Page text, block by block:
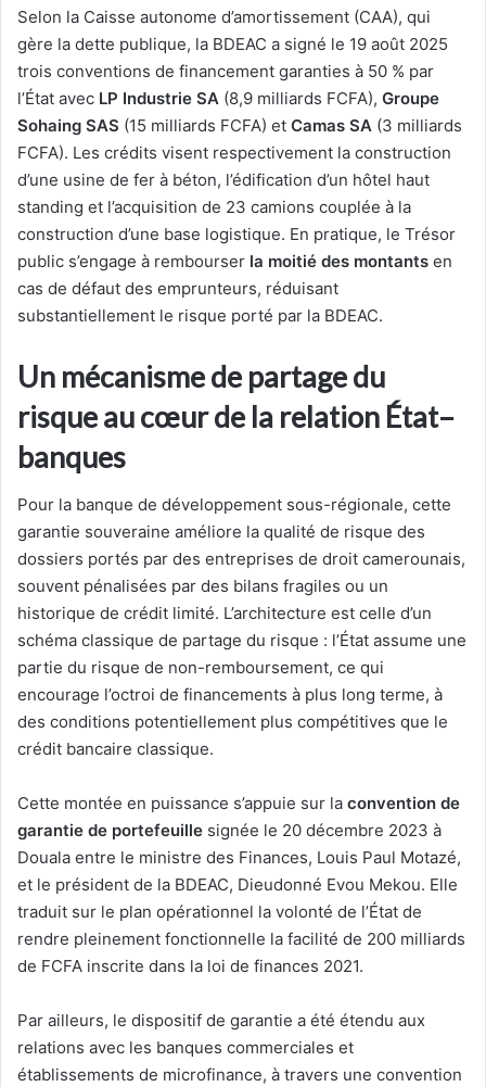
Selon la Caisse autonome d’amortissement (CAA), qui
gère la dette publique, la BDEAC a signé le 19 août 2025
trois conventions de financement garanties à 50 % par
l’État avec LP Industrie SA (8,9 milliards FCFA), Groupe
Sohaing SAS (15 milliards FCFA) et Camas SA (3 milliards
FCFA). Les crédits visent respectivement la construction
d’une usine de fer à béton, l’édification d’un hôtel haut
standing et l’acquisition de 23 camions couplée à la
construction d’une base logistique. En pratique, le Trésor
public s’engage à rembourser la moitié des montants en
cas de défaut des emprunteurs, réduisant
substantiellement le risque porté par la BDEAC.
Un mécanisme de partage du
risque au cœur de la relation État–
banques
Pour la banque de développement sous-régionale, cette
garantie souveraine améliore la qualité de risque des
dossiers portés par des entreprises de droit camerounais,
souvent pénalisées par des bilans fragiles ou un
historique de crédit limité. L’architecture est celle d’un
schéma classique de partage du risque : l’État assume une
partie du risque de non-remboursement, ce qui
encourage l’octroi de financements à plus long terme, à
des conditions potentiellement plus compétitives que le
crédit bancaire classique.
Cette montée en puissance s’appuie sur la convention de
garantie de portefeuille signée le 20 décembre 2023 à
Douala entre le ministre des Finances, Louis Paul Motazé,
et le président de la BDEAC, Dieudonné Evou Mekou. Elle
traduit sur le plan opérationnel la volonté de l’État de
rendre pleinement fonctionnelle la facilité de 200 milliards
de FCFA inscrite dans la loi de finances 2021.
Par ailleurs, le dispositif de garantie a été étendu aux
relations avec les banques commerciales et
établissements de microfinance, à travers une convention